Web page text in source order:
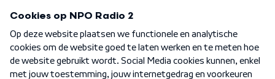
Algemene voorwaarden